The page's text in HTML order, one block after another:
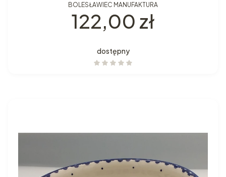
BOLESŁAWIEC MANUFAKTURA
Cena
122,00 zł
dostępny